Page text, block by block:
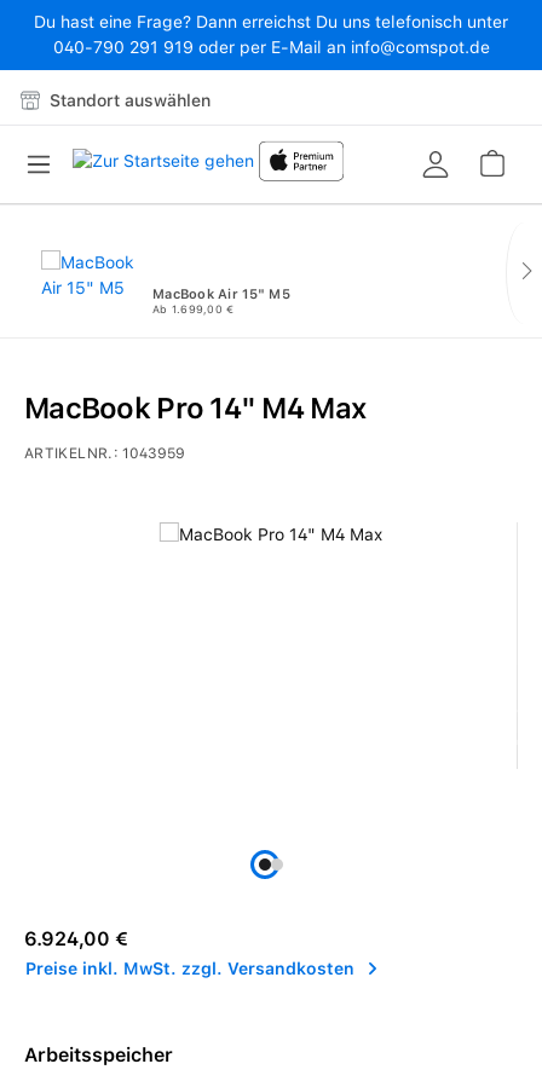
Zum Hauptinhalt springen
Du hast eine Frage? Dann erreichst Du uns telefonisch unter
040-790 291 919 oder per E-Mail an info@comspot.de
Standort auswählen
MacBook Air 15" M5
Ab 1.699,00 €
Bildergalerie überspringen
MacBook Pro 14" M4 Max
ARTIKELNR.:1043959
Regulärer Preis:
6.924,00 €
Preise inkl. MwSt. zzgl. Versandkosten
Arbeitsspeicher